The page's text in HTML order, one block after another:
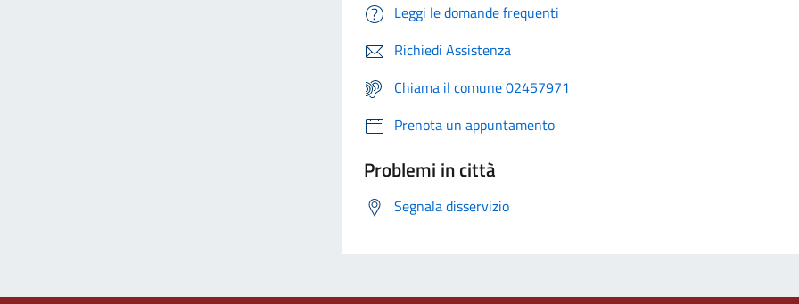
Leggi le domande frequenti
Richiedi Assistenza
Chiama il comune 02457971
Prenota un appuntamento
Problemi in città
Segnala disservizio